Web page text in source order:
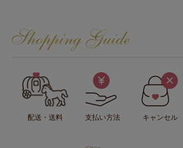
配送・送料 支払い方法 キャンセル